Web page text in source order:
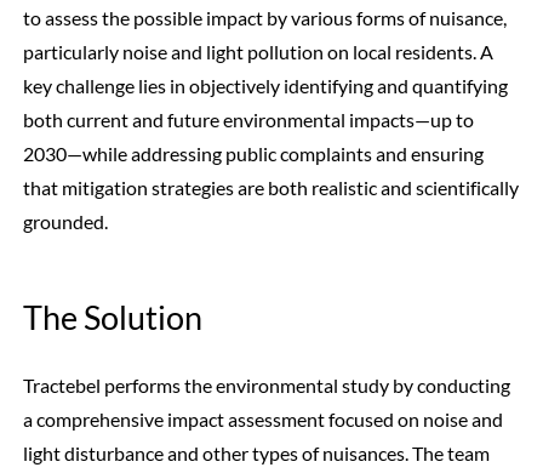
to assess the possible impact by various forms of nuisance,
particularly noise and light pollution on local residents. A
key challenge lies in objectively identifying and quantifying
both current and future environmental impacts—up to
2030—while addressing public complaints and ensuring
that mitigation strategies are both realistic and scientifically
grounded.
The Solution
Tractebel performs the environmental study by conducting
a comprehensive impact assessment focused on noise and
light disturbance and other types of nuisances. The team